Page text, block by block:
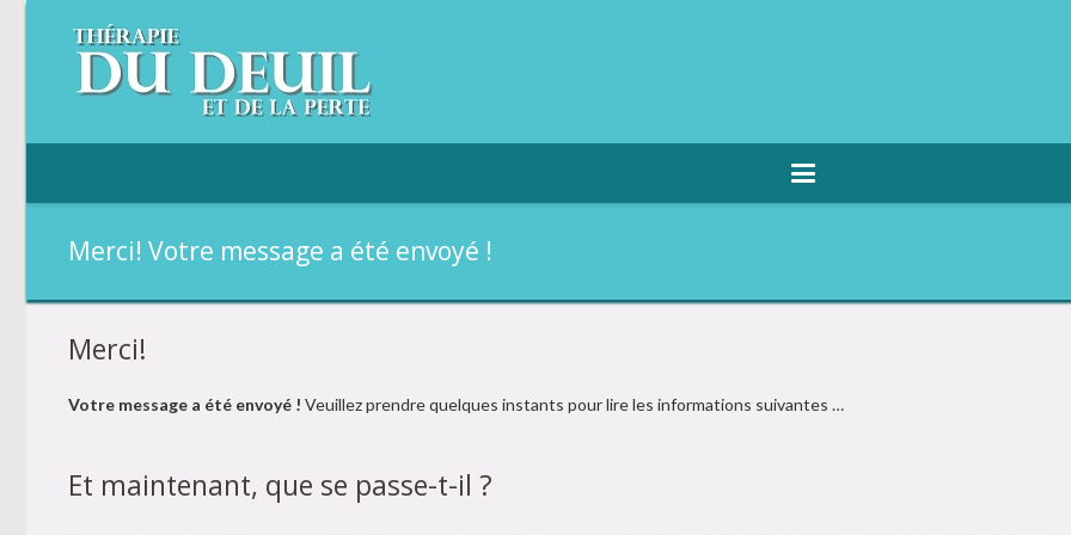
Merci! Votre message a été envoyé !
Merci!
Votre message a été envoyé ! Veuillez prendre quelques instants pour lire les informations suivantes …
Et maintenant, que se passe-t-il ?